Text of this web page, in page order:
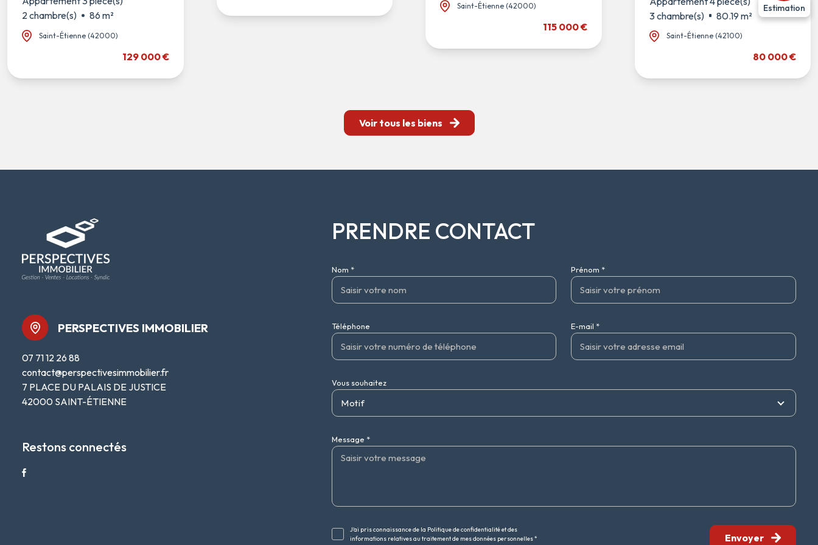
2 chambre(s)
86 m²
Saint-Étienne (42000)
129 000 €
Saint-Étienne (42000)
115 000 €
3 chambre(s)
80.19 m²
Saint-Étienne (42100)
80 000 €
Voir tous les biens
Estimation
PRENDRE CONTACT
Nom * Prénom *
Téléphone E-mail *
Vous souhaitez
Motif
Message *
J'ai pris connaissance de la Politique de confidentialité et des
informations relatives au traitement de mes données personnelles *
Envoyer
PERSPECTIVES IMMOBILIER
07 71 12 26 88
contact@perspectivesimmobilier.fr
7 PLACE DU PALAIS DE JUSTICE
42000 SAINT-ÉTIENNE
Restons connectés